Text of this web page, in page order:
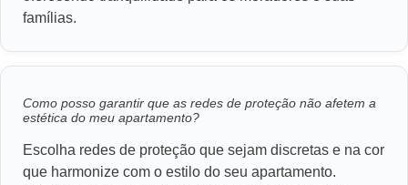
famílias.
Como posso garantir que as redes de proteção não afetem a
estética do meu apartamento?
Escolha redes de proteção que sejam discretas e na cor
que harmonize com o estilo do seu apartamento.